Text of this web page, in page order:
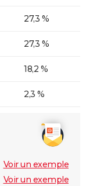
27,3 %
27,3 %
18,2 %
2,3 %
Voir un exemple
Voir un exemple